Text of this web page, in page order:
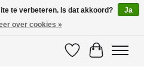
VerlanglijstWinkelwagen
te verbeteren. Is dat akkoord?
Ja
over cookies »